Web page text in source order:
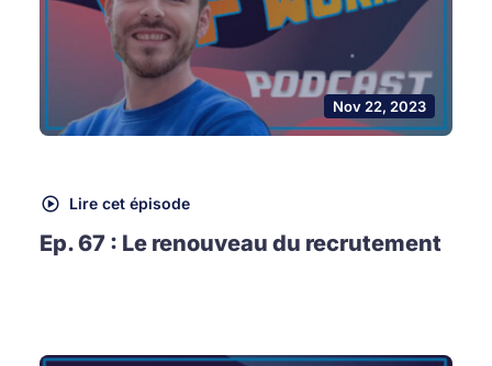
Nov 22, 2023
Lire cet épisode
Ep. 67 : Le renouveau du recrutement